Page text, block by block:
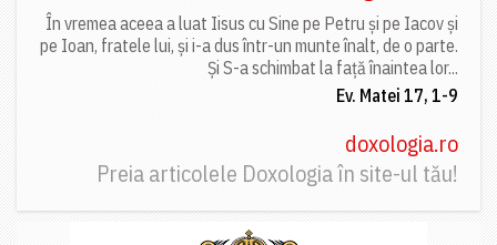
În vremea aceea a luat Iisus cu Sine pe Petru și pe Iacov și
pe Ioan, fratele lui, și i-a dus într-un munte înalt, de o parte.
Și S-a schimbat la față înaintea lor...
Ev. Matei 17, 1-9
doxologia.ro
Preia articolele Doxologia în site-ul tău!